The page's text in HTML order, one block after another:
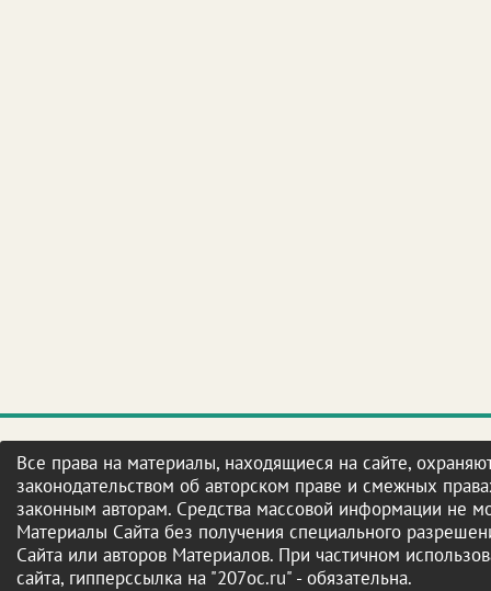
Все права на материалы, находящиеся на сайте,
законодательством об авторском праве и смежных
законным авторам. Средства массовой информации не
Материалы Сайта без получения специального
Сайта или авторов Материалов. При частичном
сайта, гипперссылка на "207oc.ru" - обязательна.